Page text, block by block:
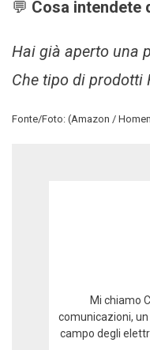
💬 Cosa intendete
Hai già aperto una
Che tipo di prodotti
Fonte/Foto: (Amazon /
Mi chiamo
comunicazioni,
campo degli